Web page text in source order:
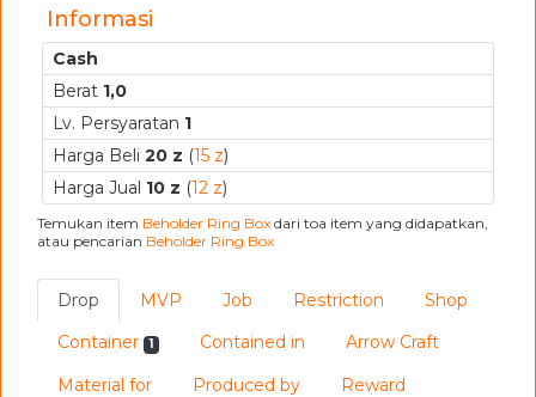
Informasi
Cash
Berat 1,0
Lv. Persyaratan 1
Harga Beli 20 z (15 z)
Harga Jual 10 z (12 z)
Temukan item Beholder Ring Box dari toa item yang didapatkan,
atau pencarian Beholder Ring Box
Drop MVP Job Restriction
Shop
Container
1 Contained in
Arrow Craft
Material for
Produced by
Reward